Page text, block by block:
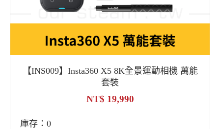
【INS009】Insta360 X5 8K全景運動相機 萬能
套裝
19,990
庫存：0